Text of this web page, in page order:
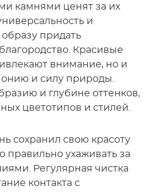
камнями ценят за их
и
придать
Красивые
внимание, но и
и силу природы.
и глубине оттенков,
цветотипов и стилей.
сохранил свою красоту
правильно ухаживать за
Регулярная чистка
контакта с